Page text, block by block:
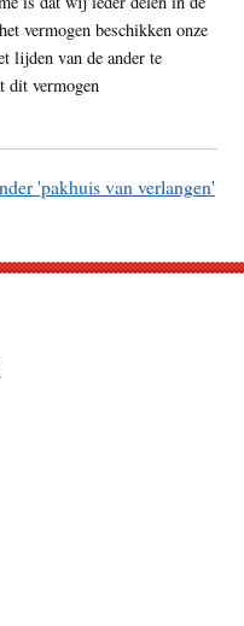
vermogen beschikken onze
lijden van de ander te
dit vermogen
'pakhuis van verlangen'